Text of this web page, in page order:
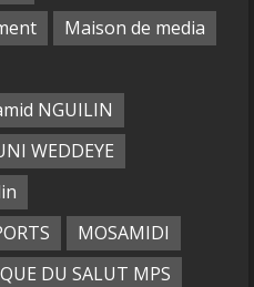
Maison de media
NGUILIN
WEDDEYE
MOSAMIDI
DU SALUT MPS